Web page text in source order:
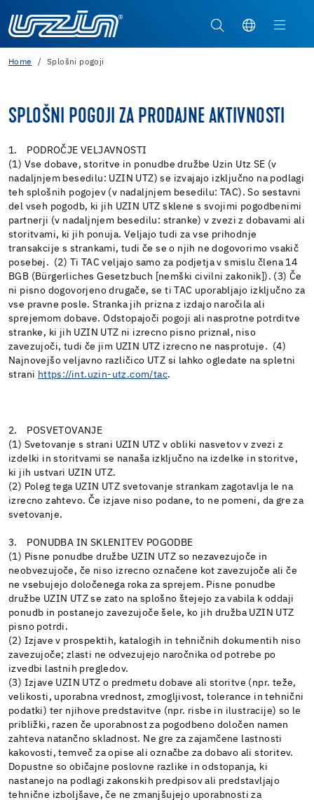
Home Splošni pogoji
SPLOŠNI POGOJI ZA PRODAJNE AKTIVNOSTI
1. PODROČJE VELJAVNOSTI
(1) Vse dobave, storitve in ponudbe družbe Uzin Utz SE (v
nadaljnjem besedilu: UZIN UTZ) se izvajajo izključno na podlagi
teh splošnih pogojev (v nadaljnjem besedilu: TAC). So sestavni
del vseh pogodb, ki jih UZIN UTZ sklene s svojimi pogodbenimi
partnerji (v nadaljnjem besedilu: stranke) v zvezi z dobavami ali
storitvami, ki jih ponuja. Veljajo tudi za vse prihodnje
transakcije s strankami, tudi če se o njih ne dogovorimo vsakič
posebej. (2) Ti TAC veljajo samo za podjetja v smislu člena 14
BGB (Bürgerliches Gesetzbuch [nemški civilni zakonik]). (3) Če
ni pisno dogovorjeno drugače, se ti TAC uporabljajo izključno za
vse pravne posle. Stranka jih prizna z izdajo naročila ali
sprejemom dobave. Odstopajoči pogoji ali nasprotne potrditve
stranke, ki jih UZIN UTZ ni izrecno pisno priznal, niso
zavezujoči, tudi če jim UZIN UTZ izrecno ne nasprotuje. (4)
Najnovejšo veljavno različico UTZ si lahko ogledate na spletni
strani https://int.uzin-utz.com/tac.
2. POSVETOVANJE
(1) Svetovanje s strani UZIN UTZ v obliki nasvetov v zvezi z
izdelki in storitvami se nanaša izključno na izdelke in storitve,
ki jih ustvari UZIN UTZ.
(2) Poleg tega UZIN UTZ svetovanje strankam zagotavlja le na
izrecno zahtevo. Če izjave niso podane, to ne pomeni, da gre za
svetovanje.
3. PONUDBA IN SKLENITEV POGODBE
(1) Pisne ponudbe družbe UZIN UTZ so nezavezujoče in
neobvezujoče, če niso izrecno označene kot zavezujoče ali če
ne vsebujejo določenega roka za sprejem. Pisne ponudbe
družbe UZIN UTZ se zato na splošno štejejo za vabila k oddaji
ponudb in postanejo zavezujoče šele, ko jih družba UZIN UTZ
pisno potrdi.
(2) Izjave v prospektih, katalogih in tehničnih dokumentih niso
zavezujoče; zlasti ne odvezujejo naročnika od potrebe po
izvedbi lastnih pregledov.
(3) Izjave UZIN UTZ o predmetu dobave ali storitve (npr. teže,
velikosti, uporabna vrednost, zmogljivost, tolerance in tehnični
podatki) ter njihove predstavitve (npr. risbe in ilustracije) so le
približki, razen če uporabnost za pogodbeno določen namen
zahteva natančno skladnost. Ne gre za zajamčene lastnosti
kakovosti, temveč za opise ali označbe za dobavo ali storitev.
Dopustne so običajne poslovne razlike in odstopanja, ki
nastanejo na podlagi zakonskih predpisov ali predstavljajo
tehnične izboljšave, če ne zmanjšujejo uporabnosti za